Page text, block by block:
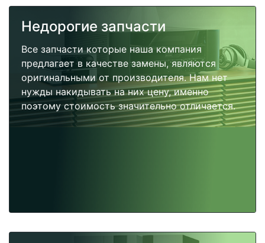
Недорогие запчасти
Все запчасти которые наша компания
предлагает в качестве замены, являются
оригинальными от производителя. Нам нет
нужды накидывать на них цену, именно
поэтому стоимость значительно отличается.